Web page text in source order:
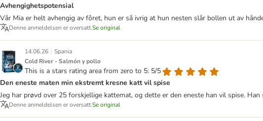
Avhengighetspotensial
Vår Mia er helt avhengig av fôret, hun er så ivrig at hun nesten slår bollen ut av
Denne anmeldelsen er oversatt.Se original
14.06.26 | Spania
Cold River - Salmón y pollo
This is a stars rating area from zero to 5: 5/5
Den eneste maten min ekstremt kresne katt vil spise
Jeg har prøvd over 25 forskjellige kattemat, og dette er den eneste han vil spise.
Denne anmeldelsen er oversatt.Se original